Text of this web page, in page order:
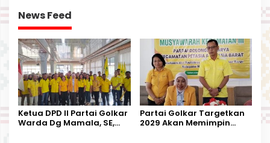
News Feed
Ketua DPD II Partai Golkar
Warda Dg Mamala, SE,
Partai Golkar Targetkan
2029 Akan Memimpin